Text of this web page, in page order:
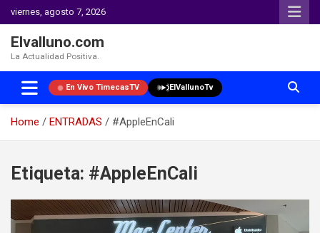
viernes, agosto 7, 2026
Elvalluno.com
La Actualidad Positiva.
En Vivo TimecasTV ElVallunoTv
Home ENTRADAS
#AppleEnCali
content
Etiqueta: #AppleEnCali